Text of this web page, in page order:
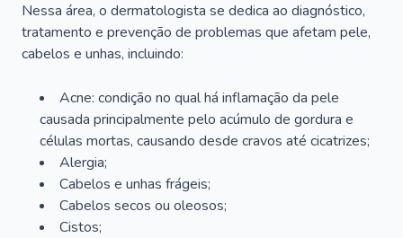
Nessa área, o dermatologista se dedica ao diagnóstico,
tratamento e prevenção de problemas que afetam pele,
cabelos e unhas, incluindo:
Acne: condição no qual há inflamação da pele
causada principalmente pelo acúmulo de gordura e
células mortas, causando desde cravos até cicatrizes;
Alergia;
Cabelos e unhas frágeis;
Cabelos secos ou oleosos;
Cistos;